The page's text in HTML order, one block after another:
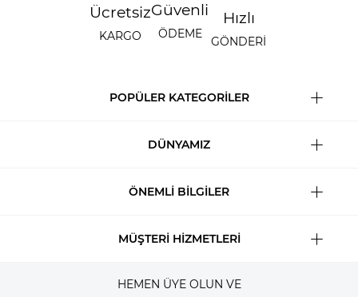
Ücretsiz
KARGO
Güvenli
ÖDEME
Hızlı
GÖNDERİ
POPÜLER KATEGORİLER
DÜNYAMIZ
ÖNEMLİ BİLGİLER
MÜŞTERİ HİZMETLERİ
HEMEN ÜYE OLUN VE